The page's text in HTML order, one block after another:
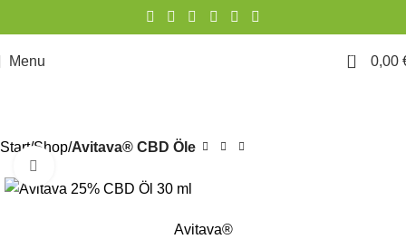
Menu 0 0,00
Start Shop Avitava® CBD Öle
Avitava®